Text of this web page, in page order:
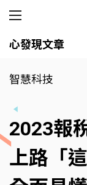
心發現文章
智慧科技
2023報
上路「